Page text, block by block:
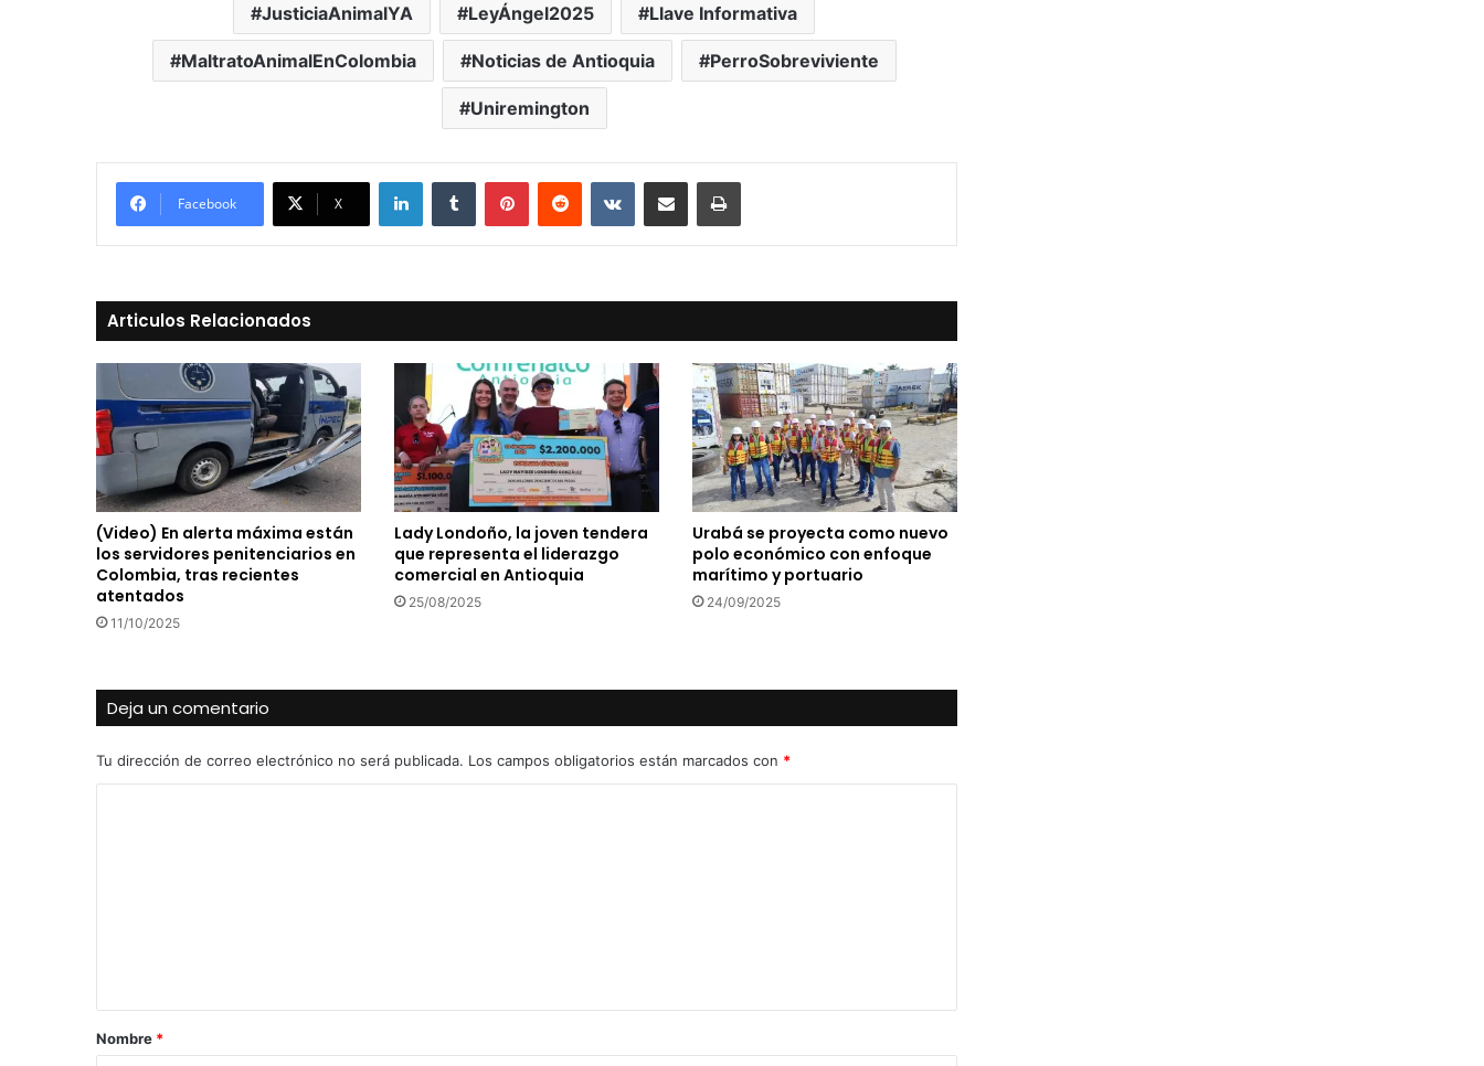
JusticiaAnimalYA LeyÁngel2025 Llave Informativa
MaltratoAnimalEnColombia Noticias de Antioquia PerroSobreviviente
Uniremington
Facebook X
LinkedInTumblr PinterestReddit VKontakte
Compartir vía Mail Print
Articulos Relacionados
(Video) En alerta máxima están
los servidores penitenciarios en
Colombia, tras recientes
atentados
11/10/2025
Lady Londoño, la joven tendera
que representa el liderazgo
comercial en Antioquia
25/08/2025
Urabá se proyecta como nuevo
polo económico con enfoque
marítimo y portuario
24/09/2025
Deja un comentario
Tu dirección de correo electrónico no será publicada. Los campos obligatorios están marcados con *
rNombre *